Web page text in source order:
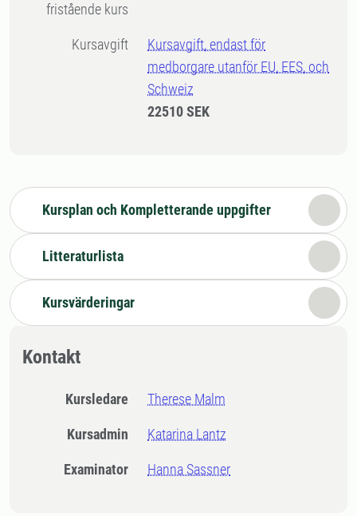
fristående kurs
Kursavgift
Kursavgift, endast för
medborgare utanför EU, EES, och
Schweiz
22510 SEK
Kursplan och Kompletterande uppgifter
Litteraturlista
Kursvärderingar
Kontakt
Kursledare Therese Malm
Kursadmin Katarina Lantz
Examinator Hanna Sassner